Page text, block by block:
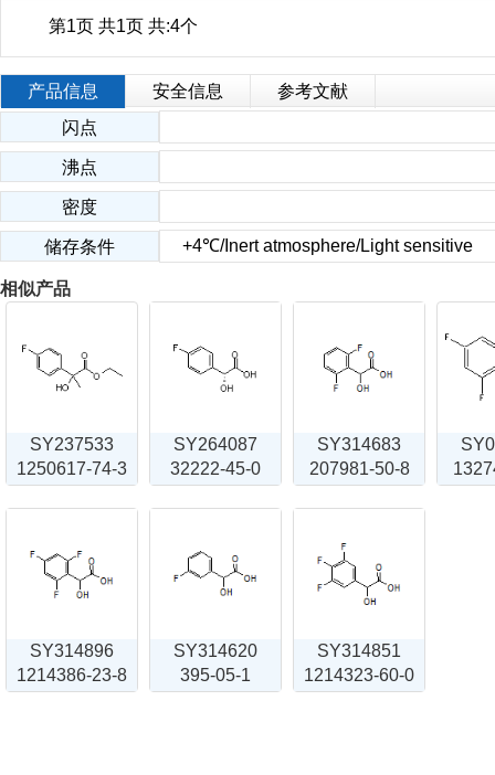
第1页 共1页 共:4个
产品信息 安全信息
参考文献
闪点
沸点
密度
储存条件 +4℃/Inert atmosphere/Light sensitive
相似产品
SY237533
1250617-74-3
SY264087
32222-45-0
SY314683
207981-50-8
SY314896
1214386-23-8
SY314620
395-05-1
SY314851
1214323-60-0